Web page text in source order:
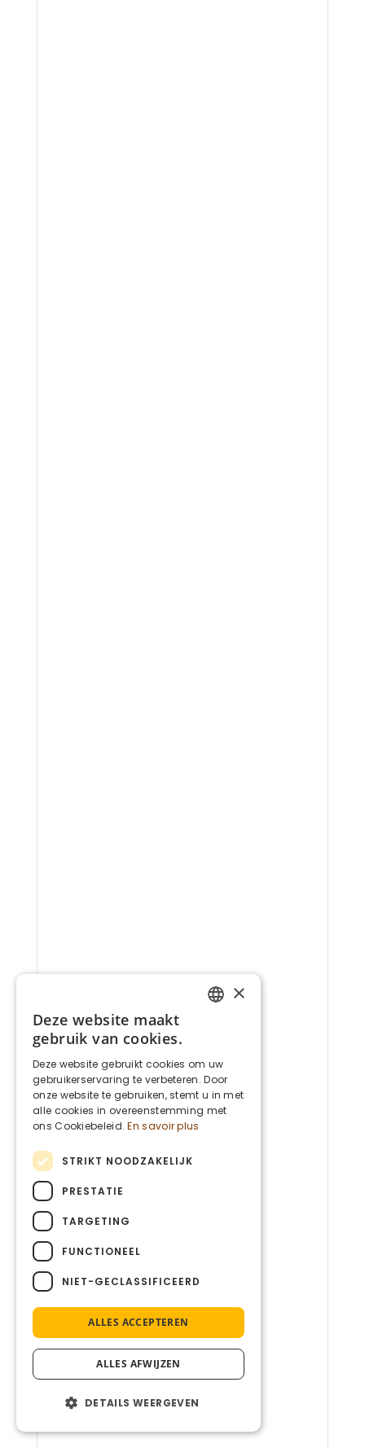
DUTCH
ENGLISH
×
Deze website maakt
gebruik van cookies.
Deze website gebruikt cookies om uw
gebruikerservaring te verbeteren. Door
onze website te gebruiken, stemt u in met
alle cookies in overeenstemming met
ons Cookiebeleid. En savoir plus
STRIKT NOODZAKELIJK
PRESTATIE
TARGETING
FUNCTIONEEL
NIET-GECLASSIFICEERD
ALLES ACCEPTEREN
ALLES AFWIJZEN
DETAILS WEERGEVEN